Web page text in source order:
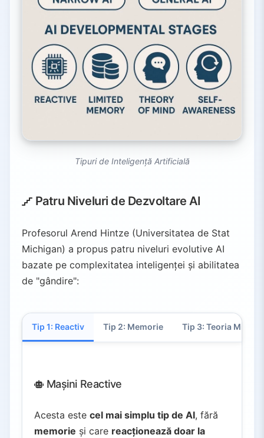
Tipuri de Inteligență Artificială
Patru Niveluri de Dezvoltare AI
Profesorul Arend Hintze (Universitatea de Stat
Michigan) a propus patru niveluri evolutive AI
bazate pe complexitatea inteligenței și abilitatea
de "gândire":
Tip 1: Reactiv Tip 2: Memorie Tip 3: Teoria Minții
Mașini Reactive
Acesta este cel mai simplu tip de AI, fără
memorie și care reacționează doar la